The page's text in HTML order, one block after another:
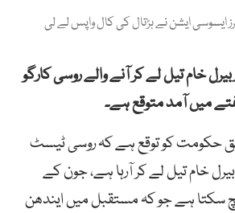
ایسوسی ایشن نے ہڑتال کی کال واپس لے لی
خام تیل لے کر آنے والے روسی کارگو
میں آمد متوقع ہے۔
حکومت کو توقع ہے کہ روسی ٹیسٹ
کارگو، جو 750,000 بیرل خام تیل لے کر آرہا ہے، جون کے
سکتا ہے جو کہ مستقبل میں ایندھن